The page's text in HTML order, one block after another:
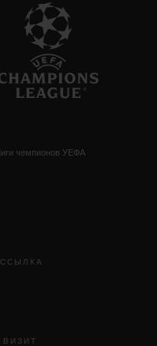
чемпионов УЕФА
ВИЗИТ